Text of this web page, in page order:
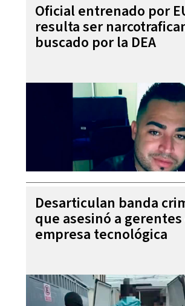
Oficial entrenado por
resulta ser
buscado por la DEA
Desarticulan banda
que asesinó a
empresa tecnológica